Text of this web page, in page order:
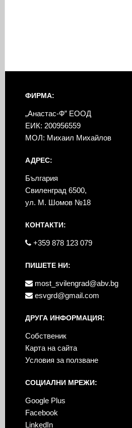
ФИРМА:
„Анастас-Ф” ЕООД
ЕИК: 200956559
МОЛ: Михаил Михайлов
АДРЕС:
България
Свиленград 6500,
ул. М. Шомов №18
КОНТАКТИ:
+359 878 123 079
ПИШЕТЕ НИ:
most_svilengrad@abv.bg
esvgrd@gmail.com
ДРУГА ИНФОРМАЦИЯ:
Собственик
Карта на сайта
Условия за ползване
СОЦИАЛНИ МРЕЖИ:
Google Plus
Facebook
LinkedIn